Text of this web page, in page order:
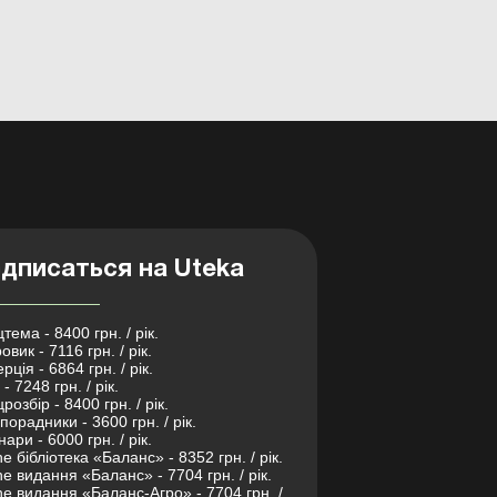
на Uteka
- 8400 грн. / рік.
- 7116 грн. / рік.
- 6864 грн. / рік.
7248 грн. / рік.
- 8400 грн. / рік.
- 3600 грн. / рік.
- 6000 грн. / рік.
бібліотека «Баланс» - 8352 грн. / рік.
видання «Баланс» - 7704 грн. / рік.
видання «Баланс-Агро» - 7704 грн. /